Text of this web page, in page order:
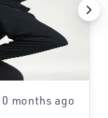
months ago